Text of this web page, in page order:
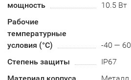
мощность
10.5 Вт
Рабочие
температурные
условия (°С)
-40 — 60
Степень защиты
IP67